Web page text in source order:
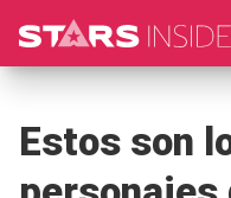
Estos son